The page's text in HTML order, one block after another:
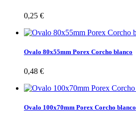
0,25 €
Ovalo 80x55mm Porex Corcho blanco
0,48 €
Ovalo 100x70mm Porex Corcho blanco